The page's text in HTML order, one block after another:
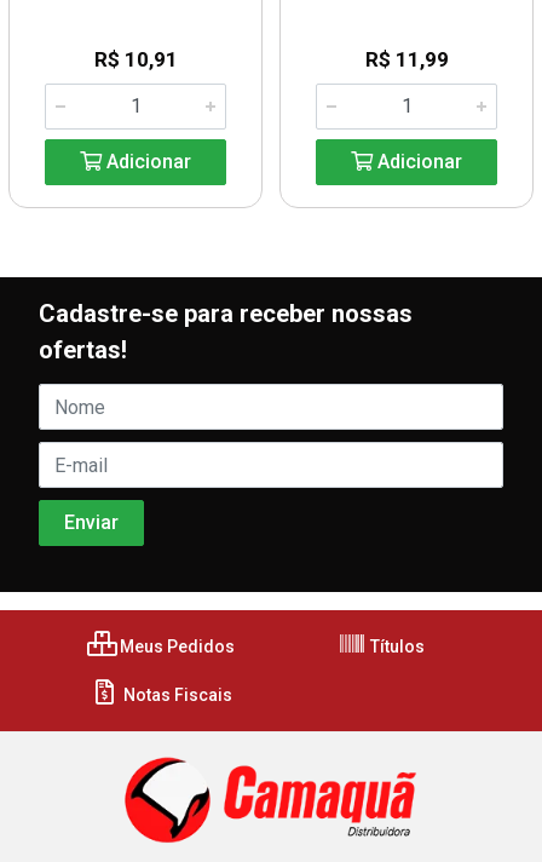
R$ 10,91
Adicionar
R$ 11,99
Adicionar
Cadastre-se para receber nossas
ofertas!
Meus Pedidos Títulos
Notas Fiscais